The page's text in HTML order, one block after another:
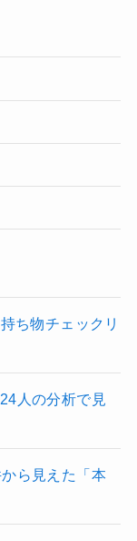
ち物チェックリ
人の分析で見
ら見えた「本